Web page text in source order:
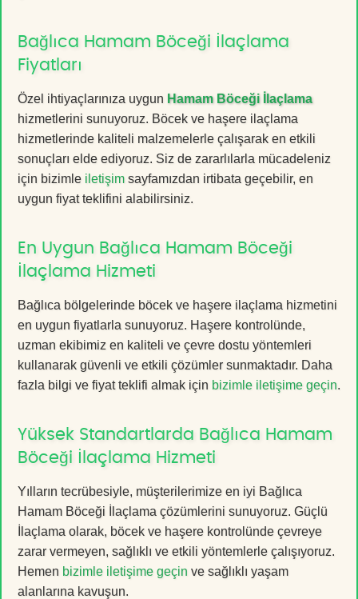
Bağlıca Hamam Böceği İlaçlama
Fiyatları
Özel ihtiyaçlarınıza uygun Hamam Böceği İlaçlama
hizmetlerini sunuyoruz. Böcek ve haşere ilaçlama
hizmetlerinde kaliteli malzemelerle çalışarak en etkili
sonuçları elde ediyoruz. Siz de zararlılarla mücadeleniz
için bizimle iletişim sayfamızdan irtibata geçebilir, en
uygun fiyat teklifini alabilirsiniz.
En Uygun Bağlıca Hamam Böceği
İlaçlama Hizmeti
Bağlıca bölgelerinde böcek ve haşere ilaçlama hizmetini
en uygun fiyatlarla sunuyoruz. Haşere kontrolünde,
uzman ekibimiz en kaliteli ve çevre dostu yöntemleri
kullanarak güvenli ve etkili çözümler sunmaktadır. Daha
fazla bilgi ve fiyat teklifi almak için bizimle iletişime geçin.
Yüksek Standartlarda Bağlıca Hamam
Böceği İlaçlama Hizmeti
Yılların tecrübesiyle, müşterilerimize en iyi Bağlıca
Hamam Böceği İlaçlama çözümlerini sunuyoruz. Güçlü
İlaçlama olarak, böcek ve haşere kontrolünde çevreye
zarar vermeyen, sağlıklı ve etkili yöntemlerle çalışıyoruz.
Hemen bizimle iletişime geçin ve sağlıklı yaşam
alanlarına kavuşun.